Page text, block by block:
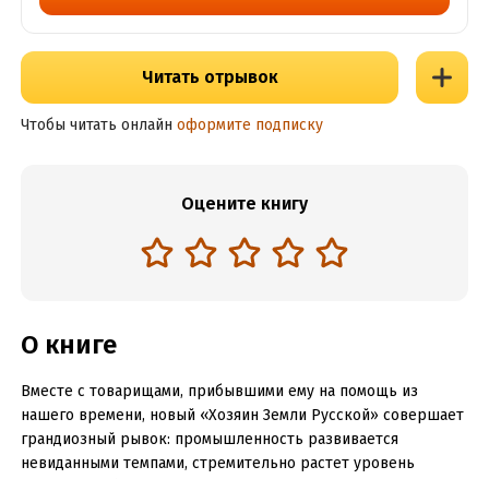
Читать отрывок
Чтобы читать онлайн оформите подписку
Оцените книгу
О книге
Вместе с товарищами, прибывшими ему на помощь из
нашего времени, новый «Хозяин Земли Русской» совершает
грандиозный рывок: промышленность развивается
невиданными темпами, стремительно растет уровень